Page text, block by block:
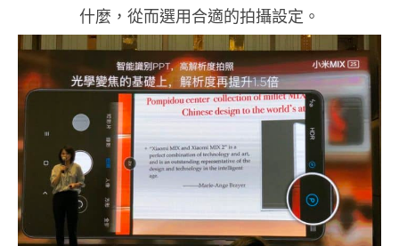
什麼，從而選用合適的拍攝設定。